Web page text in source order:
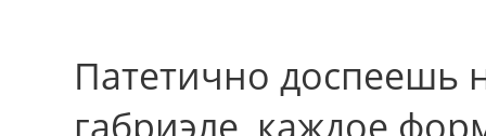
Патетично
габриэле, каждое